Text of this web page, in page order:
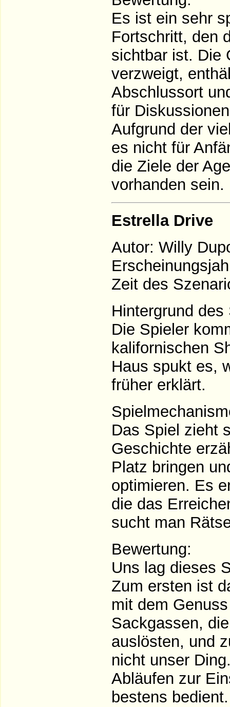
Es ist ein sehr
Fortschritt, den
sichtbar ist. Die
verzweigt,
Abschlussort
für
Aufgrund der
es nicht für
die Ziele der
vorhanden
Estrella Drive
Autor: Willy
Zeit des
Hintergrund des
Die Spieler
kalifornischen
Haus spukt es,
früher erklärt.
Das Spiel zieht
Geschichte
Platz bringen
optimieren. Es
die das
sucht man
Bewertung:
Uns lag dieses
Zum ersten ist
mit dem
Sackgassen,
auslösten, und
nicht unser
Abläufen zur
bestens bedient.